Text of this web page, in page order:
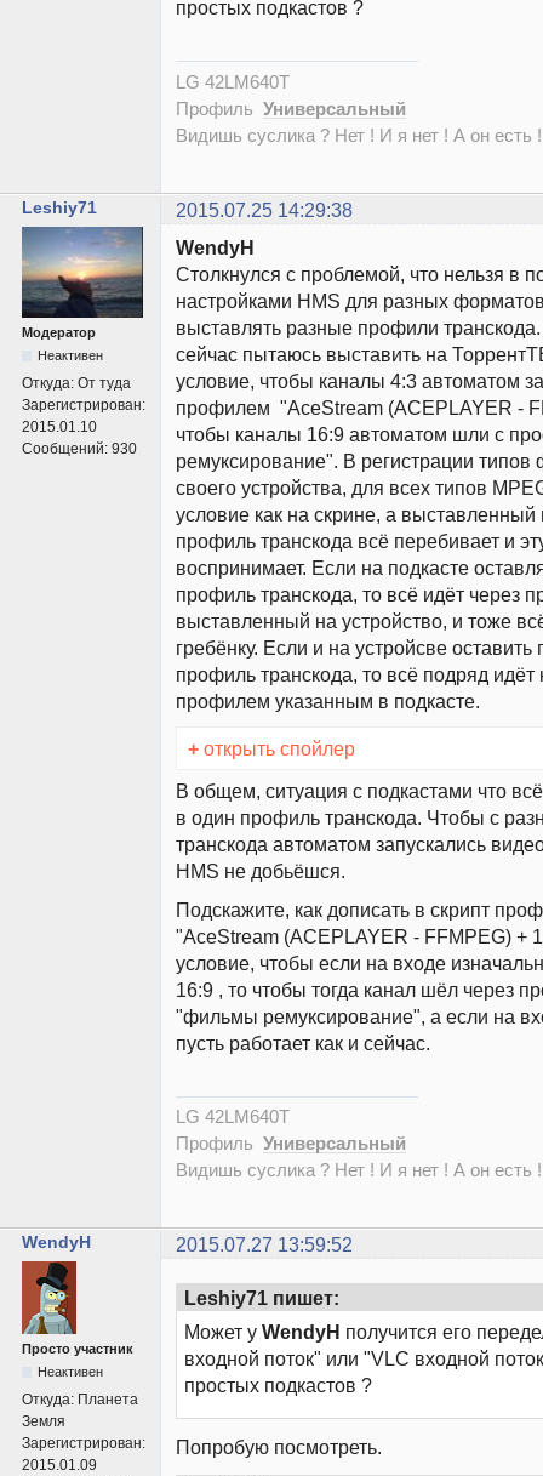
простых подкастов ?
LG 42LM640T
Профиль Универсальный
Видишь суслика ? Нет ! И я нет ! А он есть
Leshiy71 2015.07.25 14:29:38
Модератор
Неактивен
Откуда: От туда
Зарегистрирован:
2015.01.10
Сообщений: 930
WendyH
Столкнулся с проблемой, что нельзя в
настройками HMS для разных
выставлять разные профили
сейчас пытаюсь выставить на
условие, чтобы каналы 4:3 автоматом
профилем "AceStream (ACEPLAYER -
чтобы каналы 16:9 автоматом шли с
ремуксирование". В регистрации типов
своего устройства, для всех типов
условие как на скрине, а выставленный
профиль транскода всё перебивает и
воспринимает. Если на подкасте
профиль транскода, то всё идёт через
выставленный на устройство, и тоже
гребёнку. Если и на устройсве оставить
профиль транскода, то всё подряд идёт
профилем указанным в подкасте.
+ открыть спойлер
В общем, ситуация с подкастами что
в один профиль транскода. Чтобы с
транскода автоматом запускались
HMS не добьёшся.
Подскажите, как дописать в скрипт
"AceStream (ACEPLAYER - FFMPEG) +
условие, чтобы если на входе
16:9 , то чтобы тогда канал шёл через
"фильмы ремуксирование", а если на
пусть работает как и сейчас.
LG 42LM640T
Профиль Универсальный
Видишь суслика ? Нет ! И я нет ! А он есть
WendyH 2015.07.27 13:59:52
Просто участник
Неактивен
Откуда: Планета
Земля
Зарегистрирован:
2015.01.09
Leshiy71 пишет:
Может у WendyH получится его
входной поток" или "VLC входной
простых подкастов ?
Попробую посмотреть.